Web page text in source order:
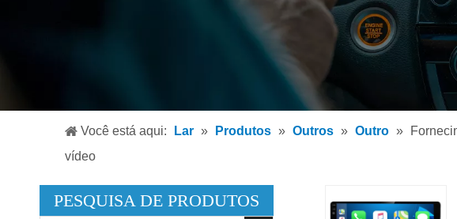
9'/10'android
Novas chegadas
Leitor de MP3 para
Você está aqui: Lar » Produtos » Outros » Outro »
vídeo
PESQUISA DE PRODUTOS